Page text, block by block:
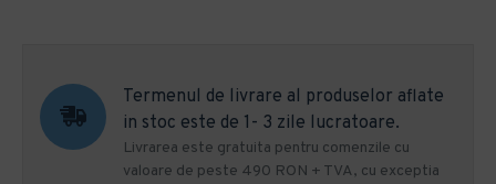
Termenul de livrare al produselor aflate
in stoc este de 1- 3 zile lucratoare.
Livrarea este gratuita pentru comenzile cu
valoare de peste 490 RON + TVA, cu exceptia